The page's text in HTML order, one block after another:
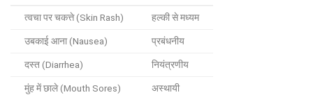
त्वचा पर चकत्ते (Skin Rash) हल्की से मध्यम
उबकाई आना (Nausea) प्रबंधनीय
दस्त (Diarrhea) नियंत्रणीय
मुंह में छाले (Mouth Sores) अस्थायी